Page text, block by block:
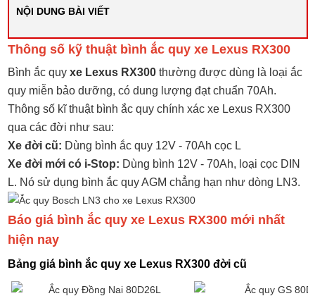
NỘI DUNG BÀI VIẾT
Thông số kỹ thuật bình ắc quy xe Lexus RX300
Bình ắc quy xe Lexus RX300thường được dùng là loại ắc
quy miễn bảo dưỡng, có dung lượng đạt chuẩn 70Ah.
Thông số kĩ thuật bình ắc quy chính xác xe Lexus RX300
qua các đời như sau:
Xe đời cũ: Dùng bình ắc quy 12V - 70Ah cọc L
Xe đời mới có i-Stop: Dùng bình 12V - 70Ah, loại cọc DIN
L. Nó sử dụng bình ắc quy AGM chẳng hạn như dòng LN3.
Báo giá bình ắc quy xe Lexus RX300 mới nhất
hiện nay
Bảng giá bình ắc quy xe Lexus RX300 đời cũ